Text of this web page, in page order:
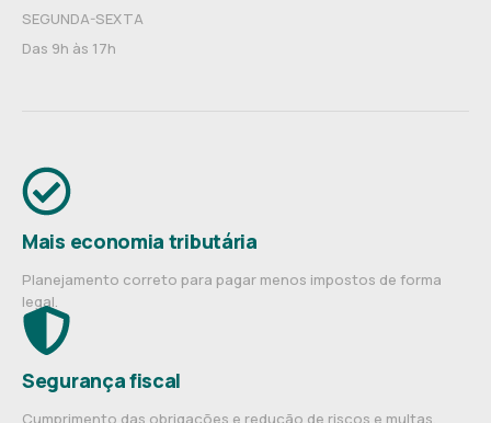
SEGUNDA-SEXTA
Das 9h às 17h
Mais economia tributária
Planejamento correto para pagar menos impostos de forma
legal.
Segurança fiscal
Cumprimento das obrigações e redução de riscos e multas.